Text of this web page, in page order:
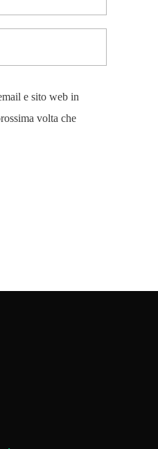
e sito web in
volta che